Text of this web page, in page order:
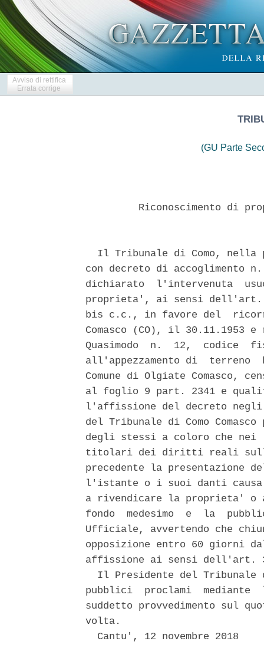
Avviso di rettifica
Errata corrige
(GU Parte
Riconoscimento di
Il Tribunale di Como, nella
con decreto di accoglimento
dichiarato  l'intervenuta
proprieta', ai sensi dell'art.
bis c.c., in favore del
Comasco (CO), il 30.11.1953
Quasimodo  n.  12,  codice
all'appezzamento di
Comune di Olgiate Comasco,
al foglio 9 part. 2341 e
l'affissione del decreto negli
del Tribunale di Como
degli stessi a coloro che
titolari dei diritti reali
precedente la
l'istante o i suoi danti causa
a rivendicare la proprieta'
fondo  medesimo  e  la
Ufficiale, avvertendo che
opposizione entro 60 giorni
affissione ai sensi dell'art. 3
Il Presidente del Tribunale
pubblici  proclami
suddetto provvedimento sul
volta.
  Cantu', 12 novembre 2018